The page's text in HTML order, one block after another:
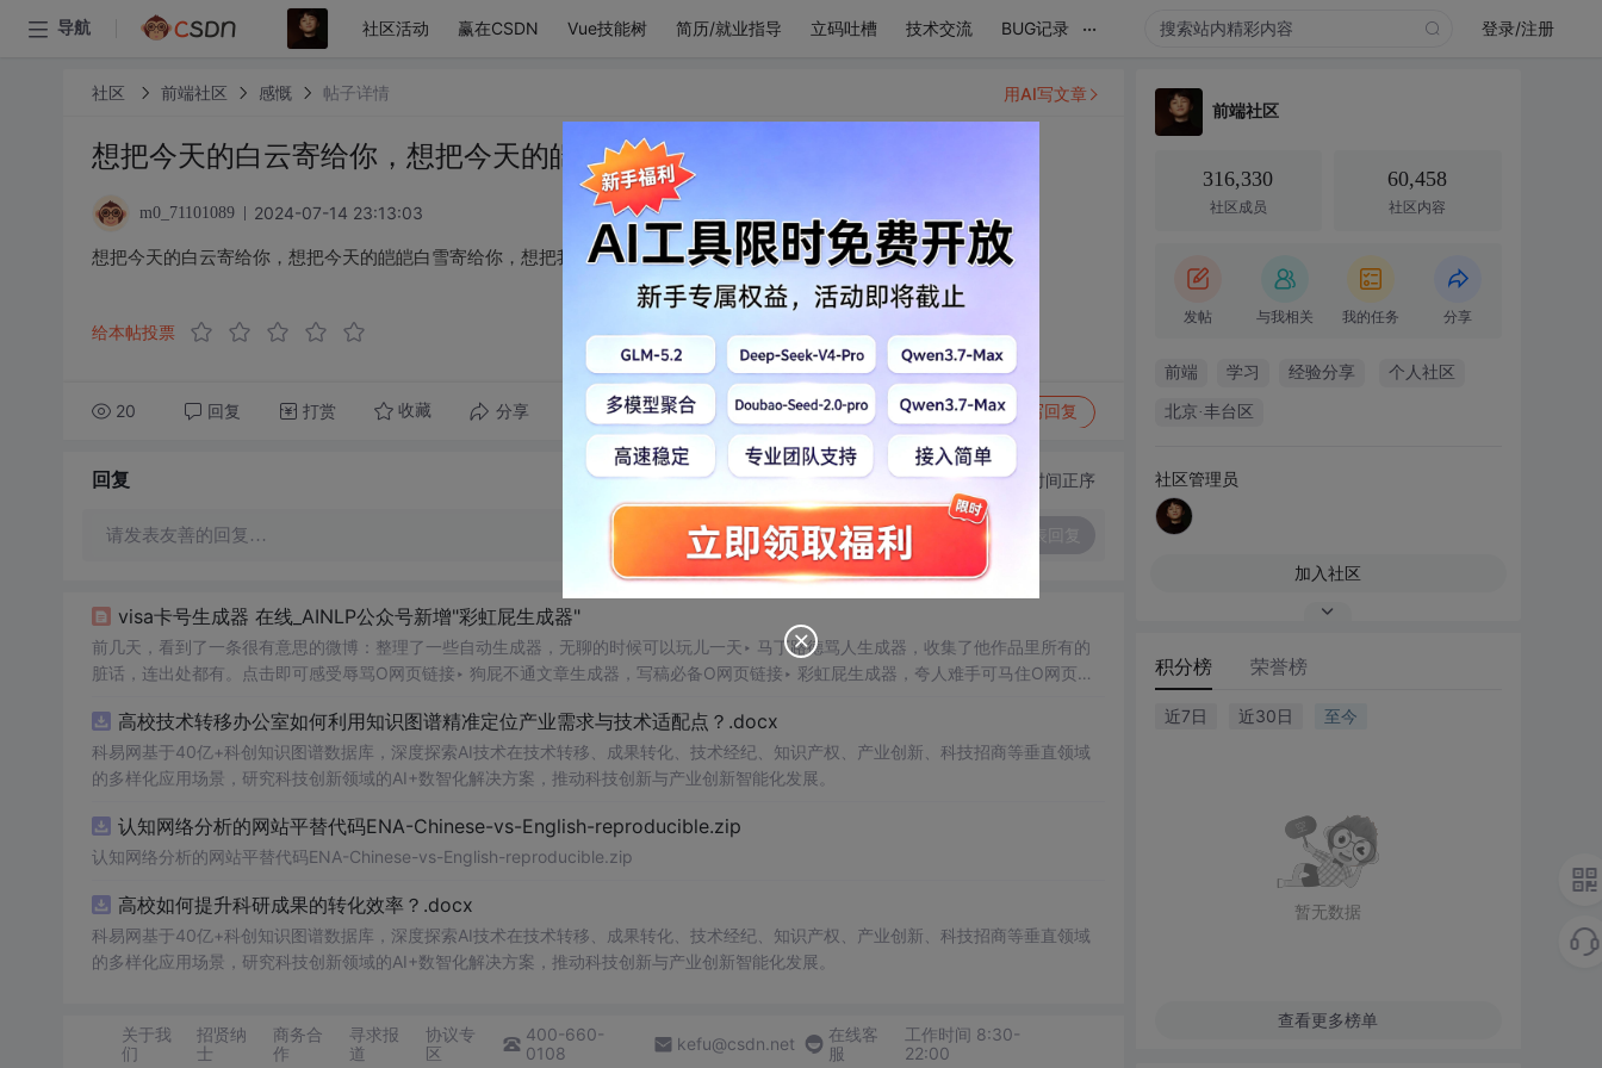
导航 社区活动 赢在CSDN Vue技能树 简历/就业指导 立码吐槽 技术交流 BUG记录 ... 登录/注册
社区 前端社区 感慨 帖子详情
想把今天的白云寄给你，想把今天的皑皑白雪寄给你，想把我寄给你。
m0_71101089 2024-07-14 23:13:03
想把今天的白云寄给你，想把今天的皑皑白雪寄给你，想把我寄给你。
给本帖投票
20 回复 打赏 收藏 分享 转发到动态 举报 写回复
用AI写文章
回复 切换为时间正序
请发表友善的回复…
visa卡号生成器 在线_AINLP公众号新增"彩虹屁生成器"
前几天，看到了一条很有意思的微博：整理了一些自动生成器，无聊的时候可以玩儿一天‣ 马丁路德骂人生成器，收集了他作品里所有的
脏话，连出处都有。点击即可感受辱骂O网页链接‣ 狗屁不通文章生成器，写稿必备O网页链接‣ 彩虹屁生成器，夸人难手可马住O网页链
爱豆翻牌生成器：O网页...
高校技术转移办公室如何利用知识图谱精准定位产业需求与技术适配点？.docx
科易网基于40亿+科创知识图谱数据库，深度探索AI技术在技术转移、成果转化、技术经纪、知识产权、产业创新、科技招商等垂直领域
的多样化应用场景，研究科技创新领域的AI+数智化解决方案，推动科技创新与产业创新智能化发展。
认知网络分析的网站平替代码ENA-Chinese-vs-English-reproducible.zip
认知网络分析的网站平替代码ENA-Chinese-vs-English-reproducible.zip
高校如何提升科研成果的转化效率？.docx
科易网基于40亿+科创知识图谱数据库，深度探索AI技术在技术转移、成果转化、技术经纪、知识产权、产业创新、科技招商等垂直领域
的多样化应用场景，研究科技创新领域的AI+数智化解决方案，推动科技创新与产业创新智能化发展。
关于我
们
招贤纳
士
商务合
作
寻求报
道
协议专
区
400-660-
0108
kefu@csdn.net
在线客
服
工作时间 8:30-
22:00
前端社区
316,330
社区成员
60,458
社区内容
发帖 与我相关 我的任务 分享
前端 学习 经验分享 个人社区
北京·丰台区
社区管理员
加入社区
积分榜 荣誉榜
近7日 近30日 至今
暂无数据
查看更多榜单